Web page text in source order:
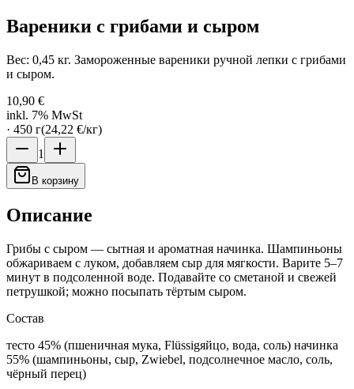
Вареники с грибами и сыром
Вес: 0,45 кг. Замороженные вареники ручной лепки с грибами
и сыром.
10,90 €
inkl. 7% MwSt
· 450 г(24,22 €/кг)
1
В корзину
Описание
Грибы с сыром — сытная и ароматная начинка. Шампиньоны
обжариваем с луком, добавляем сыр для мягкости. Варите 5–7
минут в подсоленной воде. Подавайте со сметаной и свежей
петрушкой; можно посыпать тёртым сыром.
Состав
тесто 45% (пшеничная мука, Flüssigяйцо, вода, соль) начинка
55% (шампиньоны, сыр, Zwiebel, подсолнечное масло, соль,
чёрный перец)